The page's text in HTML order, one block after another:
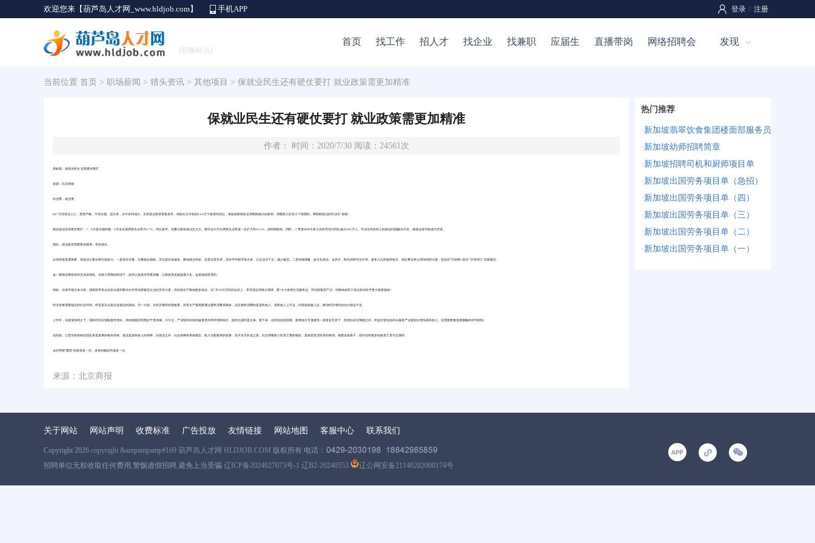
欢迎您来【葫芦岛人才网_www.hldjob.com】 手机APP 登录 / 注册
[切换站点]
首页 找工作 招人才 找企业 找兼职 应届生 直播带岗 网络招聘会 发现
当前位置 首页 > 职场薪闻 > 猎头资讯 > 其他项目 > 保就业民生还有硬仗要打 就业政策需更加精准
保就业民生还有硬仗要打 就业政策需更加精准
作者： 时间：2020/7/30 阅读：24561次
原标题：保就业民生 还有硬仗要打
来源：北京商报
毕业季，就业季。
847万待就业人口，形势严峻，不容乐观。连日来，从中央到地方，支持就业政策密集发布，例如北京开拓的6.64万个政策性岗位，再如国家税务总局刚刚推出的新招，调整新入职员工个税预扣，帮助刚就业的毕业生“省钱”。
稳住就业还有硬仗要打，7、8月是关键的槛。6月末全国调查失业率为5.7%，环比收窄。但重点群体就业压力大。新毕业大学生调查失业率进一步扩大到19.3%，创同期新高。同时，二季度末外出务工农村劳动力同比减少496万人。毕业生和农民工的就业问题解决不好，保就业就可能成为空谈。
因此，就业政策需要更加精准，有的放矢。
从现有政策逻辑看，保就业主要从两方面发力。一是保住存量，注重稳企稳岗。无论是社保减免、吸纳就业补贴，还是信贷支持，无外乎纾困市场主体，让企业活下去，减少裁员。二是挖掘增量，多元化就业。这其中，既包括研究生扩招、参军入伍和政府机关、国企事业单位增加招聘力度，也包括“互联网+就业”“共享用工”等新模式。
这一逻辑还将延续并且具体细化。在财力有限的情况下，如何让政策传导更流畅，让财政资金效益最大化，这是值得思考的。
例如，在保市场主体方面，国务院常务会议多次提到要加大对劳动密集型企业的支持力度，目的就在于吸纳更多就业。在7月28日召开的会议上，李克强总理再次强调，要“大力发展生活服务业、劳动密集型产业，对吸纳农民工就业多的给予更大政策激励”。
经济发展需要稳定的社会环境，而安居乐业是社会稳定的基础。另一方面，从经济循环的视角看，所有生产都需要通过最终消费来吸收，决定最终消费的是居民收入。居民收入上不去，内需就很难上去，驱动经济增长的动力就会不足。
上半年，在政策协同之下，国民经济实现恢复性增长，供给侧复苏明显好于需求侧。只不过，产业链供应链的修复受外部环境影响大，国内大循环是主体。接下来，在特别抗疫国债、新增地方专项债等一批资金支持下，投资向好在预期之内。而这些资金如何从修复产业链转向增加居民收入，还需要更精准更顺畅的传导机制。
说到底，让老百姓的钱包鼓起来是发展的根本目标。就业是居民收入的保障，在就业之外，社会保障体系的健全，收入分配格局的改善，也不失为长远之策。此次调整新入职员工预扣税款，是政策灵活应变的体现。循着这条路子，或许还有更多的政策工具可以期待。
这些带着“暖意”的政策多一些，未来的确定性就多一分。
来源：北京商报
热门推荐
· 新加坡翡翠饮食集团楼面部服务员
· 新加坡幼师招聘简章
· 新加坡招聘司机和厨师项目单
· 新加坡出国劳务项目单（急招）
· 新加坡出国劳务项目单（四）
· 新加坡出国劳务项目单（三）
· 新加坡出国劳务项目单（二）
· 新加坡出国劳务项目单（一）
关于网站 网站声明 收费标准 广告投放 友情链接 网站地图 客服中心 联系我们
Copyright 2026 copyright &ampampamp#169 葫芦岛人才网 HLDJOB.COM 版权所有 电话：
招聘单位无权收取任何费用,警惕虚假招聘,避免上当受骗 辽ICP备2024027073号-1 辽B2-20240553 辽公网安备21140202000174号